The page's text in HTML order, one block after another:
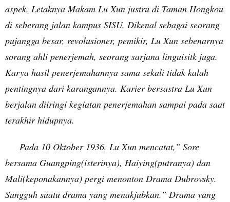
aspek. Letaknya Makam Lu Xun justru di Taman Hongkou
di seberang jalan kampus SISU. Dikenal sebagai seorang
pujangga besar, revolusioner, pemikir, Lu Xun sebenarnya
sorang ahli penerjemah, seorang sarjana linguisitk juga.
Karya hasil penerjemahannya sama sekali tidak kalah
pentingnya dari karangannya. Karier bersastra Lu Xun
berjalan diiringi kegiatan penerjemahan sampai pada saat
terakhir hidupnya.
Pada 10 Oktober 1936, Lu Xun mencatat,” Sore
bersama Guangping(isterinya), Haiying(putranya) dan
Mali(keponakannya) pergi menonton Drama Dubrovsky.
Sungguh suatu drama yang menakjubkan.” Drama yang